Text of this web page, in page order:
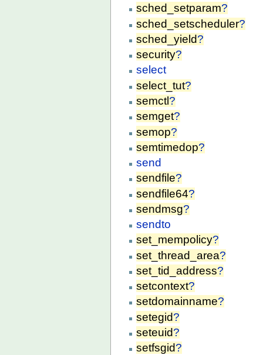
sched_setparam?
sched_setscheduler?
sched_yield?
security?
select
select_tut?
semctl ?
semget?
semop?
semtimedop?
send
sendfile?
sendfile64?
sendmsg?
sendto
set_mempolicy?
set_thread_area?
set_tid_address?
setcontext?
setdomainname?
setegid?
seteuid?
setfsgid?